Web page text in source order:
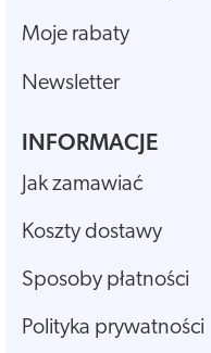
Moje rabaty
Newsletter
INFORMACJE
Jak zamawiać
Koszty dostawy
Sposoby płatności
Polityka prywatności